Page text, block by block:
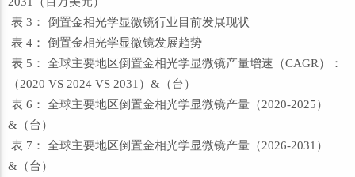
表 3： 倒置金相光学显微镜行业目前发展现状
表 4： 倒置金相光学显微镜发展趋势
表 5： 全球主要地区倒置金相光学显微镜产量增速（CAGR）：
（2020 VS 2024 VS 2031）&（台）
表 6： 全球主要地区倒置金相光学显微镜产量（2020-2025）
&（台）
表 7： 全球主要地区倒置金相光学显微镜产量（2026-2031）
&（台）